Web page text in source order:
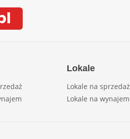
Lokale
Lokale na sprzedaż
Lokale na wynajem